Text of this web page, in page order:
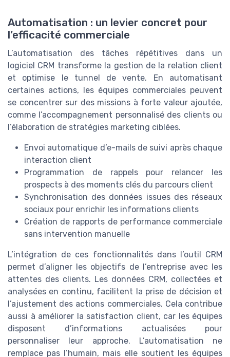
Automatisation : un levier concret pour
l’efficacité commerciale
L’automatisation des tâches répétitives dans un
logiciel CRM transforme la gestion de la relation client
et optimise le tunnel de vente. En automatisant
certaines actions, les équipes commerciales peuvent
se concentrer sur des missions à forte valeur ajoutée,
comme l’accompagnement personnalisé des clients ou
l’élaboration de stratégies marketing ciblées.
Envoi automatique d’e-mails de suivi après chaque
interaction client
Programmation de rappels pour relancer les
prospects à des moments clés du parcours client
Synchronisation des données issues des réseaux
sociaux pour enrichir les informations clients
Création de rapports de performance commerciale
sans intervention manuelle
L’intégration de ces fonctionnalités dans l’outil CRM
permet d’aligner les objectifs de l’entreprise avec les
attentes des clients. Les données CRM, collectées et
analysées en continu, facilitent la prise de décision et
l’ajustement des actions commerciales. Cela contribue
aussi à améliorer la satisfaction client, car les équipes
disposent d’informations actualisées pour
personnaliser leur approche. L’automatisation ne
remplace pas l’humain, mais elle soutient les équipes